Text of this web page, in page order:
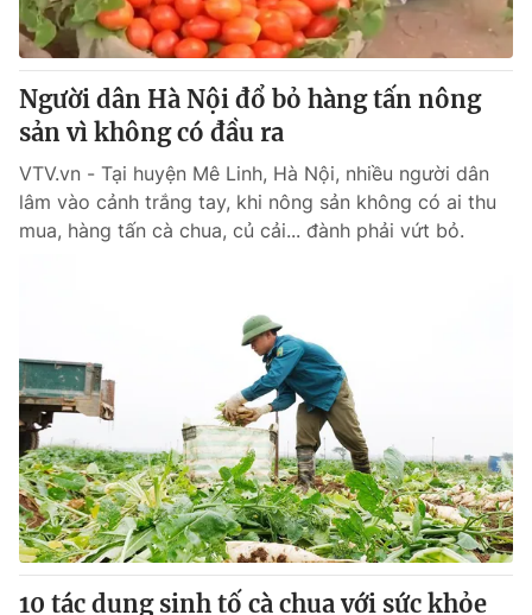
Người dân Hà Nội đổ bỏ hàng tấn nông
sản vì không có đầu ra
VTV.vn - Tại huyện Mê Linh, Hà Nội, nhiều người dân
lâm vào cảnh trắng tay, khi nông sản không có ai thu
mua, hàng tấn cà chua, củ cải... đành phải vứt bỏ.
10 tác dụng sinh tố cà chua với sức khỏe